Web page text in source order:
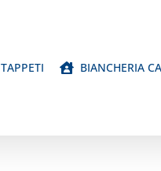
TAPPETI BIANCHERIA